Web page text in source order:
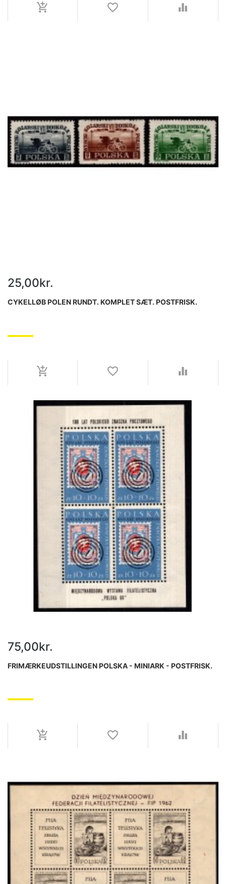
25,00kr.
CYKELLØB POLEN RUNDT. KOMPLET SÆT. POSTFRISK.
75,00kr.
FRIMÆRKEUDSTILLINGEN POLSKA - MINIARK - POSTFRISK.